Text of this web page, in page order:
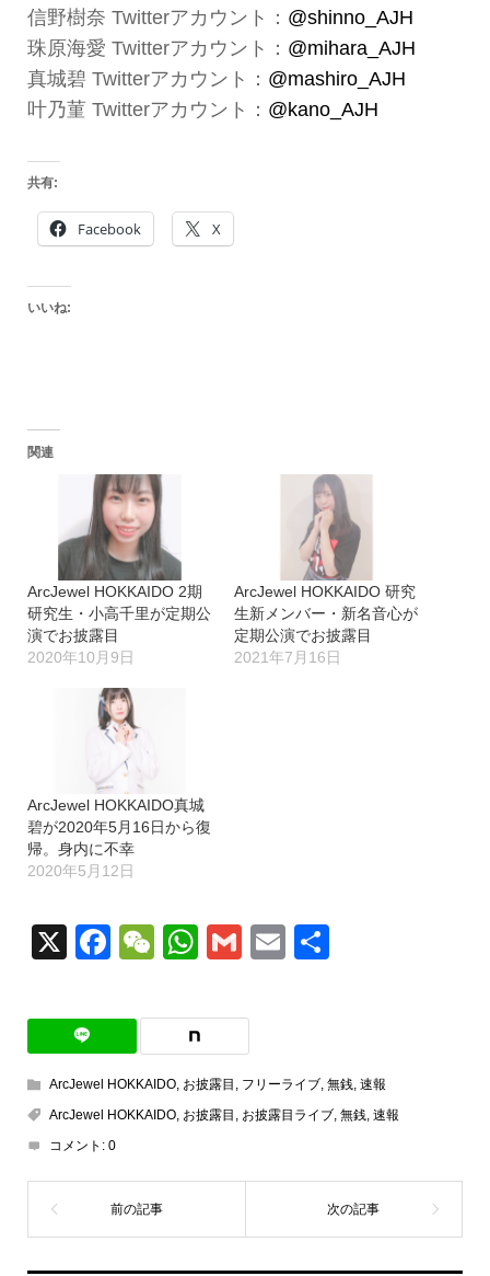
信野樹奈 Twitterアカウント： @shinno_AJH
珠原海愛 Twitterアカウント： @mihara_AJH
真城碧 Twitterアカウント： @mashiro_AJH
叶乃菫 Twitterアカウント： @kano_AJH
共有:
Facebook X
いいね:
関連
ArcJewel HOKKAIDO 2期
研究生・小高千里が定期公
演でお披露目
2020年10月9日
ArcJewel HOKKAIDO 研究
生新メンバー・新名音心が
定期公演でお披露目
2021年7月16日
ArcJewel HOKKAIDO真城
碧が2020年5月16日から復
帰。身内に不幸
2020年5月12日
X Facebook
WeChat
WhatsApp
GmailEmail
ArcJewel HOKKAIDO, お披露目 フリーライブ, 無銭 速報
ArcJewel HOKKAIDO, お披露目 お披露目ライブ, 無銭 速報
コメント: 0